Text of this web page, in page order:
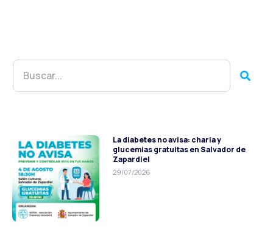
La diabetes no avisa: charla y
glucemias gratuitas en Salvador de
Zapardiel
29/07/2026